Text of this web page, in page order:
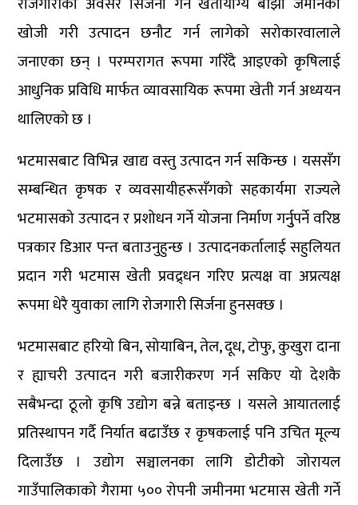
खोजी गरी उत्पादन छनौट गर्न लागेको सरोकारवालाले
जनाएका छन् । परम्परागत रूपमा गरिँदै आइएको कृषिलाई
आधुनिक प्रविधि मार्फत व्यावसायिक रूपमा खेती गर्न अध्ययन
थालिएको छ ।
भटमासबाट विभिन्न खाद्य वस्तु उत्पादन गर्न सकिन्छ । यससँग
सम्बन्धित कृषक र व्यवसायीहरूसँगको सहकार्यमा राज्यले
भटमासको उत्पादन र प्रशोधन गर्ने योजना निर्माण गर्नुुपर्ने वरिष्ठ
पत्रकार डिआर पन्त बताउनुहुन्छ । उत्पादनकर्तालाई सहुलियत
प्रदान गरी भटमास खेती प्रवद्र्धन गरिए प्रत्यक्ष वा अप्रत्यक्ष
रूपमा धेरै युवाका लागि रोजगारी सिर्जना हुनसक्छ ।
भटमासबाट हरियो बिन, सोयाबिन, तेल, दूध, टोफु, कुखुरा दाना
र ह्याचरी उत्पादन गरी बजारीकरण गर्न सकिए यो देशकै
सबैभन्दा ठूलो कृषि उद्योग बन्ने बताइन्छ । यसले आयातलाई
प्रतिस्थापन गर्दै निर्यात बढाउँछ र कृषकलाई पनि उचित मूल्य
दिलाउँछ । उद्योग सञ्चालनका लागि डोटीको जोरायल
गाउँपालिकाको गैरामा ५०० रोपनी जमीनमा भटमास खेती गर्ने